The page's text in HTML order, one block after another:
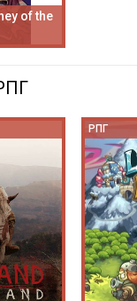
of the
РПГ